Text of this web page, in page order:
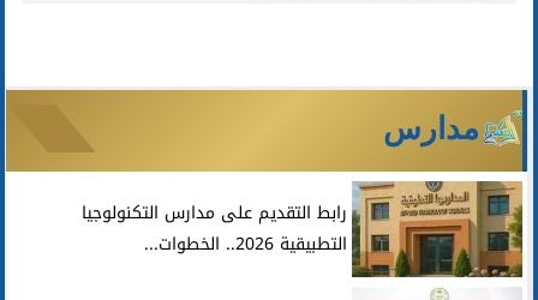
مدارس
رابط التقديم على مدارس التكنولوجيا
التطبيقية 2026.. الخطوات...